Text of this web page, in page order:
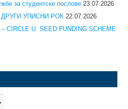
за студентске послове 23.07.2026
ДРУГИ УПИСНИ РОК 22.07.2026
– CIRCLE U. SEED FUNDING SCHEME